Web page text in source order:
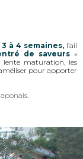
à 4 semaines, l’ail
de saveurs»
lente maturation, les
pour apporter